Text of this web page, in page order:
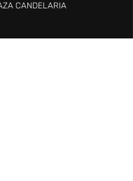
CANDELARIA